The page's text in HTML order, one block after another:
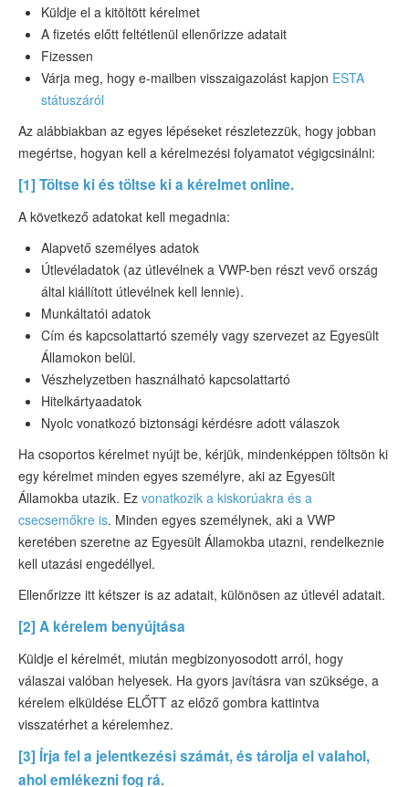
Küldje el a kitöltött kérelmet
A fizetés előtt feltétlenül ellenőrizze adatait
Fizessen
Várja meg, hogy e-mailben visszaigazolást kapjon ESTA
státuszáról
Az alábbiakban az egyes lépéseket részletezzük, hogy jobban
megértse, hogyan kell a kérelmezési folyamatot végigcsinálni:
[1] Töltse ki és töltse ki a kérelmet online.
A következő adatokat kell megadnia:
Alapvető személyes adatok
Útlevéladatok (az útlevélnek a VWP-ben részt vevő ország
által kiállított útlevélnek kell lennie).
Munkáltatói adatok
Cím és kapcsolattartó személy vagy szervezet az Egyesült
Államokon belül.
Vészhelyzetben használható kapcsolattartó
Hitelkártyaadatok
Nyolc vonatkozó biztonsági kérdésre adott válaszok
Ha csoportos kérelmet nyújt be, kérjük, mindenképpen töltsön ki
egy kérelmet minden egyes személyre, aki az Egyesült
Államokba utazik. Ez vonatkozik a kiskorúakra és a
csecsemőkre is. Minden egyes személynek, aki a VWP
keretében szeretne az Egyesült Államokba utazni, rendelkeznie
kell utazási engedéllyel.
Ellenőrizze itt kétszer is az adatait, különösen az útlevél adatait.
[2] A kérelem benyújtása
Küldje el kérelmét, miután megbizonyosodott arról, hogy
válaszai valóban helyesek. Ha gyors javításra van szüksége, a
kérelem elküldése ELŐTT az előző gombra kattintva
visszatérhet a kérelemhez.
[3] Írja fel a jelentkezési számát, és tárolja el valahol,
ahol emlékezni fog rá.